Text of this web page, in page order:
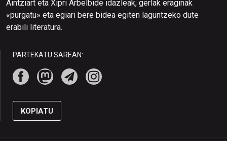
Aintziart eta Xipri Arbelbide idazleak, gerlak eraginak
«purgatu» eta egiari bere bidea egiten laguntzeko dute
erabili literatura.
PARTEKATU SAREAN:
KOPIATU